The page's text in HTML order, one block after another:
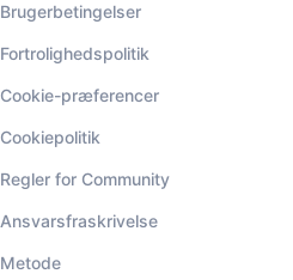
Brugerbetingelser
Fortrolighedspolitik
Cookie-præferencer
Cookiepolitik
Regler for Community
Ansvarsfraskrivelse
Metode